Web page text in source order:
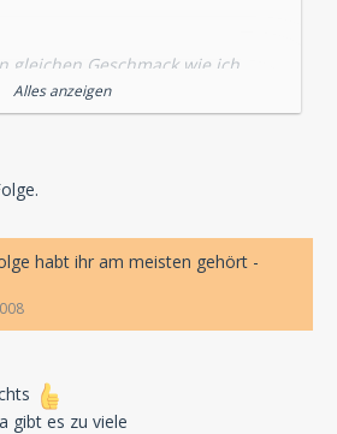
gleichen Geschmack wie ich.
schon ein Hammer folge
Alles anzeigen
habt ihr am meisten gehört -
gibt es zu viele